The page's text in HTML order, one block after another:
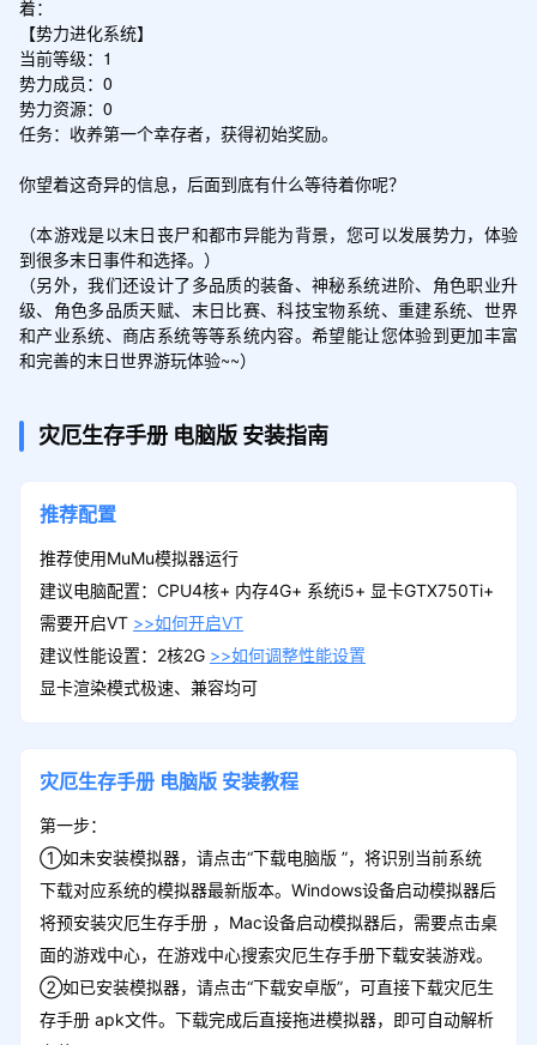
着：
【势力进化系统】
当前等级：1
势力成员：0
势力资源：0
任务：收养第一个幸存者，获得初始奖励。
你望着这奇异的信息，后面到底有什么等待着你呢？
（本游戏是以末日丧尸和都市异能为背景，您可以发展势力，体验
到很多末日事件和选择。）
（另外，我们还设计了多品质的装备、神秘系统进阶、角色职业升
级、角色多品质天赋、末日比赛、科技宝物系统、重建系统、世界
和产业系统、商店系统等等系统内容。希望能让您体验到更加丰富
和完善的末日世界游玩体验~~）
灾厄生存手册 电脑版 安装指南
推荐配置
推荐使用MuMu模拟器运行
建议电脑配置：CPU4核+ 内存4G+ 系统i5+ 显卡GTX750Ti+
需要开启VT >>如何开启VT
建议性能设置：2核2G >>如何调整性能设置
显卡渲染模式极速、兼容均可
灾厄生存手册 电脑版 安装教程
第一步：
①如未安装模拟器，请点击“下载电脑版 ”，将识别当前系统
下载对应系统的模拟器最新版本。Windows设备启动模拟器后
将预安装灾厄生存手册 ，Mac设备启动模拟器后，需要点击桌
面的游戏中心，在游戏中心搜索灾厄生存手册下载安装游戏。
②如已安装模拟器，请点击“下载安卓版”，可直接下载灾厄生
存手册 apk文件。下载完成后直接拖进模拟器，即可自动解析